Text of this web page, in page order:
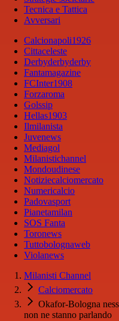
Tecnica e Tattica
Avversari
Calcionapoli1926
Cittaceleste
Derbyderbyderby
Fantamagazine
FCInter1908
Forzaroma
Golssip
Hellas1903
Ilmilanista
Juvenews
Mediagol
Milanistichannel
Mondoudinese
Notiziecalciomercato
Numericalcio
Padovasport
Pianetamilan
SOS Fanta
Toronews
Tuttobolognaweb
Violanews
Milanisti Channel
Calciomercato
Okafor-Bologna
non ne stanno parlando